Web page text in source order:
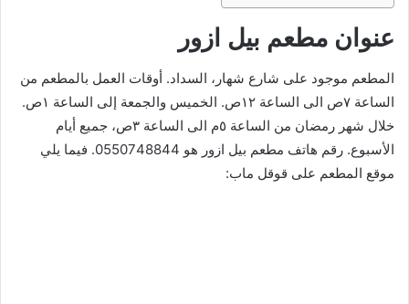
عنوان مطعم بيل ازور
المطعم موجود على شارع شهار، السداد. أوقات العمل بالمطعم من
الساعة ٧ص الى الساعة ١٢ص. الخميس والجمعة إلى الساعة ١ص.
خلال شهر رمضان من الساعة ٥م الى الساعة ٣ص، جميع أيام
الأسبوع. رقم هاتف مطعم بيل ازور هو 0550748844. فيما يلي
موقع المطعم على قوقل ماب: